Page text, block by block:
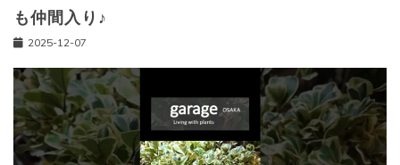
も仲間入り♪
2025-12-07